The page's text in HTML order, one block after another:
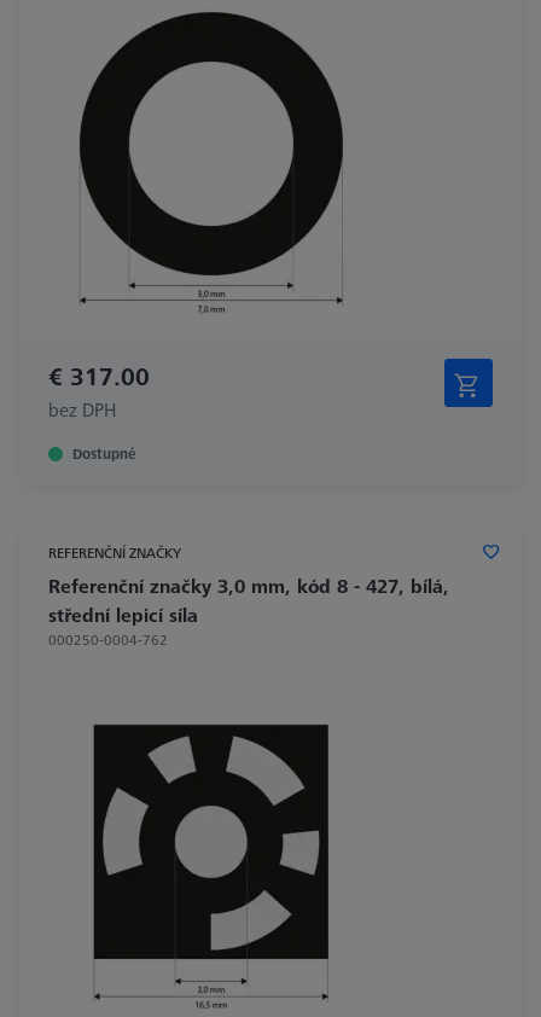
€ 317.00
bez DPH
Dostupné
REFERENČNÍ ZNAČKY
Referenční značky 3,0 mm, kód 8 - 427, bílá,
střední lepicí síla
000250-0004-762